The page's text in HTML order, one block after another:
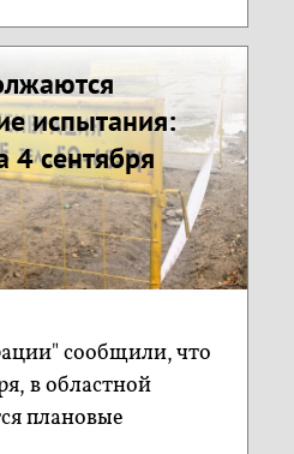
испытания:
4 сентября
сообщили, что
в областной
плановые